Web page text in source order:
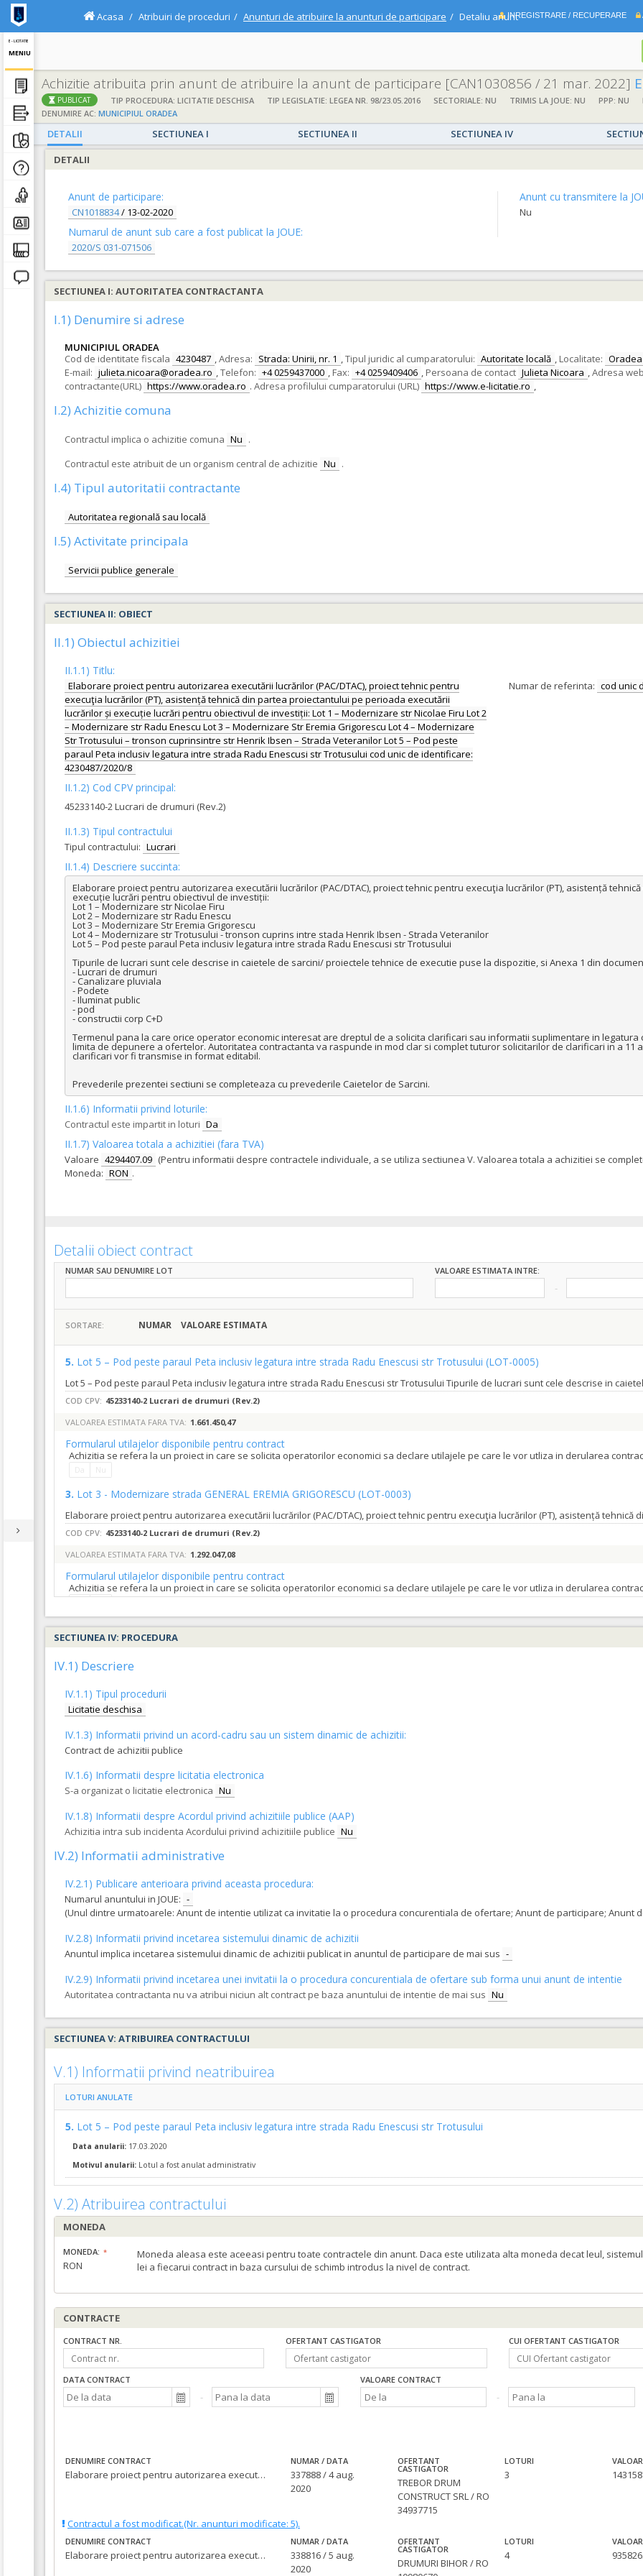
E - LICITATIE
MENIU
INREGISTRARE / RECUPERARE
Acasa Atribuiri de proceduri Anunturi de atribuire la anunturi de participare Detaliu anunt
Achizitie atribuita prin anunt de atribuire la anunt de participare [CAN1030856 / 21 mar. 2022]
PUBLICAT TIP PROCEDURA: LICITATIE DESCHISA TIP LEGISLATIE: LEGEA NR. 98/23.05.2016 SECTORIALE: NU TRIMIS LA JOUE: NU PPP: NU
DENUMIRE AC: MUNICIPIUL ORADEA
DETALII SECTIUNEA I SECTIUNEA II SECTIUNEA IV
DETALII
Anunt de participare:
CN1018834/ 13-02-2020
Numarul de anunt sub care a fost publicat la JOUE:
2020/S 031-071506
Anunt cu transmitere la
Nu
SECTIUNEA I: AUTORITATEA CONTRACTANTA
I.1) Denumire si adrese
MUNICIPIUL ORADEA
Cod de identitate fiscala 4230487 ,Adresa: Strada: Unirii, nr. 1 ,Tipul juridic al cumparatorului: Autoritate locală , Localitate: Oradea
E-mail: julieta.nicoara@oradea.ro ,Telefon: +4 0259437000 , Fax: +4 0259409406 , Persoana de contact Julieta Nicoara ,Adresa
contractante(URL) https://www.oradea.ro . Adresa profilului cumparatorului (URL) https://www.e-licitatie.ro ,
I.2) Achizitie comuna
Contractul implica o achizitie comuna Nu .
Contractul este atribuit de un organism central de achizitie Nu .
I.4) Tipul autoritatii contractante
Autoritatea regională sau locală
I.5) Activitate principala
Servicii publice generale
SECTIUNEA II: OBIECT
II.1) Obiectul achizitiei
II.1.1) Titlu:
Elaborare proiect pentru autorizarea executării lucrărilor (PAC/DTAC), proiect tehnic pentru
execuţia lucrărilor (PT), asistență tehnică din partea proiectantului pe perioada executării
lucrărilor și execuție lucrări pentru obiectivul de investiții: Lot 1 – Modernizare str Nicolae Firu Lot 2
– Modernizare str Radu Enescu Lot 3 – Modernizare Str Eremia Grigorescu Lot 4 – Modernizare
Str Trotusului – tronson cuprinsintre str Henrik Ibsen – Strada Veteranilor Lot 5 – Pod peste
paraul Peta inclusiv legatura intre strada Radu Enescusi str Trotusului cod unic de identificare:
4230487/2020/8
Numar de referinta: cod unic
II.1.2) Cod CPV principal:
45233140-2 Lucrari de drumuri (Rev.2)
II.1.3) Tipul contractului
Tipul contractului: Lucrari
II.1.4) Descriere succinta:
Elaborare proiect pentru autorizarea executării lucrărilor (PAC/DTAC), proiect tehnic pentru execuţia lucrărilor (PT), asistență
execuție lucrări pentru obiectivul de investiții:
Lot 1 – Modernizare str Nicolae Firu
Lot 2 – Modernizare str Radu Enescu
Lot 3 – Modernizare Str Eremia Grigorescu
Lot 4 – Modernizare str Trotusului - tronson cuprins intre stada Henrik Ibsen - Strada Veteranilor
Lot 5 – Pod peste paraul Peta inclusiv legatura intre strada Radu Enescusi str Trotusului
Tipurile de lucrari sunt cele descrise in caietele de sarcini/ proiectele tehnice de executie puse la dispozitie, si Anexa 1 din
- Lucrari de drumuri
- Canalizare pluviala
- Podete
- Iluminat public
- pod
- constructii corp C+D
Termenul pana la care orice operator economic interesat are dreptul de a solicita clarificari sau informatii suplimentare in
limita de depunere a ofertelor. Autoritatea contractanta va raspunde in mod clar si complet tuturor solicitarilor de clarificari in a
clarificari vor fi transmise in format editabil.
Prevederile prezentei sectiuni se completeaza cu prevederile Caietelor de Sarcini.
II.1.6) Informatii privind loturile:
Contractul este impartit in loturi Da
II.1.7) Valoarea totala a achizitiei (fara TVA)
Valoare 4294407.09 (Pentru informatii despre contractele individuale, a se utiliza sectiunea V. Valoarea totala a achizitiei se
Moneda: RON .
Detalii obiect contract
NUMAR SAU DENUMIRE LOT VALOARE ESTIMATA INTRE:
SORTARE: NUMAR VALOARE ESTIMATA
5. Lot 5 – Pod peste paraul Peta inclusiv legatura intre strada Radu Enescusi str Trotusului (LOT-0005)
COD CPV: 45233140-2 Lucrari de drumuri (Rev.2)
VALOAREA ESTIMATA FARA TVA: 1.661.450,47
Formularul utilajelor disponibile pentru contract
Achizitia se refera la un proiect in care se solicita operatorilor economici sa declare utilajele pe care le vor utliza in derularea
3. Lot 3 - Modernizare strada GENERAL EREMIA GRIGORESCU (LOT-0003)
COD CPV: 45233140-2 Lucrari de drumuri (Rev.2)
VALOAREA ESTIMATA FARA TVA: 1.292.047,08
Formularul utilajelor disponibile pentru contract
Achizitia se refera la un proiect in care se solicita operatorilor economici sa declare utilajele pe care le vor utliza in derularea
4. Lot 4 – Modernizare Str Trotusului – tronson cuprinsintre str Henrik Ibsen – Strada Veteranilor(LOT-0004)
COD CPV: 45233140-2 Lucrari de drumuri (Rev.2)
Formularul utilajelor disponibile pentru contract
Achizitia se refera la un proiect in care se solicita operatorilor economici sa declare utilajele pe care le vor utliza in derularea
Da Nu
1. Lot 1 - Modernizare Str Nicolae Firu
COD CPV: 45233140-2 Lucrari de drumuri (Rev.2)
VALOAREA ESTIMATA FARA TVA: 175.037,60
Formularul utilajelor disponibile pentru contract
Achizitia se refera la un proiect in care se solicita operatorilor economici sa declare utilajele pe care le vor utliza in derularea
2. Lot 2 - Modernizare strada Cheile Turzi (LOT-0002)
VALOAREA ESTIMATA FARA TVA: 1.598.885,79
Formularul utilajelor disponibile pentru contract
Achizitia se refera la un proiect in care se solicita operatorilor economici sa declare utilajele pe care le vor utliza in derularea
Da Nu
SECTIUNEA IV: PROCEDURA
IV.1) Descriere
IV.1.1) Tipul procedurii
Licitatie deschisa
IV.1.3) Informatii privind un acord-cadru sau un sistem dinamic de achizitii:
Contract de achizitii publice
IV.1.6) Informatii despre licitatia electronica
S-a organizat o licitatie electronica Nu
IV.1.8) Informatii despre Acordul privind achizitiile publice (AAP)
Achizitia intra sub incidenta Acordului privind achizitiile publice Nu
IV.2) Informatii administrative
IV.2.1) Publicare anterioara privind aceasta procedura:
Numarul anuntului in JOUE: -
(Unul dintre urmatoarele: Anunt de intentie utilizat ca invitatie la o procedura concurentiala de ofertare; Anunt de participare; Anunt
IV.2.8) Informatii privind incetarea sistemului dinamic de achizitii
Anuntul implica incetarea sistemului dinamic de achizitii publicat in anuntul de participare de mai sus -
IV.2.9) Informatii privind incetarea unei invitatii la o procedura concurentiala de ofertare sub forma unui anunt de intentie
Autoritatea contractanta nu va atribui niciun alt contract pe baza anuntului de intentie de mai sus Nu
SECTIUNEA V: ATRIBUIREA CONTRACTULUI
V.1) Informatii privind neatribuirea
LOTURI ANULATE
5. Lot 5 – Pod peste paraul Peta inclusiv legatura intre strada Radu Enescusi str Trotusului
Data anularii: 17.03.2020
Motivul anularii: Lotul a fost anulat administrativ
V.2) Atribuirea contractului
MONEDA
MONEDA:
RON
Moneda aleasa este aceeasi pentru toate contractele din anunt. Daca este utilizata alta moneda decat leul,
lei a fiecarui contract in baza cursului de schimb introdus la nivel de contract.
CONTRACTE
CONTRACT NR. OFERTANT CASTIGATOR CUI OFERTANT CASTIGATOR
DATA CONTRACT VALOARE CONTRACT
DENUMIRE CONTRACT
Elaborare proiect pentru autorizarea executarii lucrarilor (PAC/DTAC), proiect tehnic pentru executia lucrarilor (PT) asistenta tehnica din partea proiectantului pe perioada executarii lucrarilor si executie lucrrai pentru obiectivul de investitii : MODERNIZARE STR.EREMIA GRIGORESCU
NUMAR / DATA
337888 / 4 aug.
2020
OFERTANT
CASTIGATOR
TREBOR DRUM
CONSTRUCT SRL / RO
34937715
LOTURI
3
Contractul a fost modificat.(Nr. anunturi modificate: 5).
DENUMIRE CONTRACT
Elaborare proiect pentru autorizarea executarii lucrarilor (PAC/DTAC), proiect tehnic pentru executia lucrarilor (PT), asistenta tehnica din partea proiectantului pe perioada executarii lucrarilor si executie lucrari pentru obiectivul de investitii: MODERNIZARE STR.TROTUSULUI -TRONSON CUPRINS INTRE STRADA HENRIK IBSEN -STRADA VETERANILOR
NUMAR / DATA
338816 / 5 aug.
2020
OFERTANT
CASTIGATOR
DRUMURI BIHOR / RO
LOTURI
4